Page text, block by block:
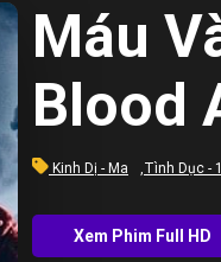
Máu
Blood
Kinh Dị - Ma Tình Dục -